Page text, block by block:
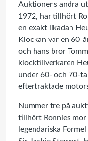
Auktionens andra
1972, har tillhört
en exakt likadan
Klockan var en 60-
och hans bror
klocktillverkaren
under 60- och 70-
eftertraktade
Nummer tre på
tillhört Ronnies
legendariska